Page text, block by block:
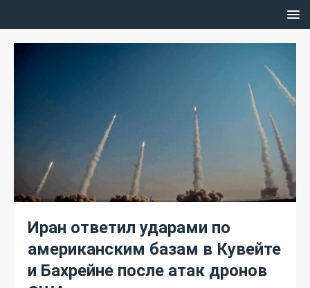
Иран ответил ударами по
американским базам в Кувейте
и Бахрейне после атак дронов